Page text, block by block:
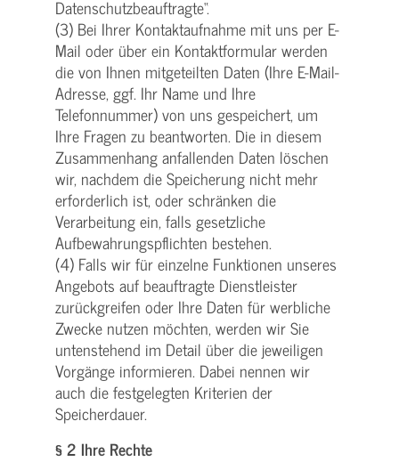
Datenschutzbeauftragte“.
(3) Bei Ihrer Kontaktaufnahme mit uns per E-
Mail oder über ein Kontaktformular werden
die von Ihnen mitgeteilten Daten (Ihre E-Mail-
Adresse, ggf. Ihr Name und Ihre
Telefonnummer) von uns gespeichert, um
Ihre Fragen zu beantworten. Die in diesem
Zusammenhang anfallenden Daten löschen
wir, nachdem die Speicherung nicht mehr
erforderlich ist, oder schränken die
Verarbeitung ein, falls gesetzliche
Aufbewahrungspflichten bestehen.
(4) Falls wir für einzelne Funktionen unseres
Angebots auf beauftragte Dienstleister
zurückgreifen oder Ihre Daten für werbliche
Zwecke nutzen möchten, werden wir Sie
untenstehend im Detail über die jeweiligen
Vorgänge informieren. Dabei nennen wir
auch die festgelegten Kriterien der
Speicherdauer.
§ 2 Ihre Rechte